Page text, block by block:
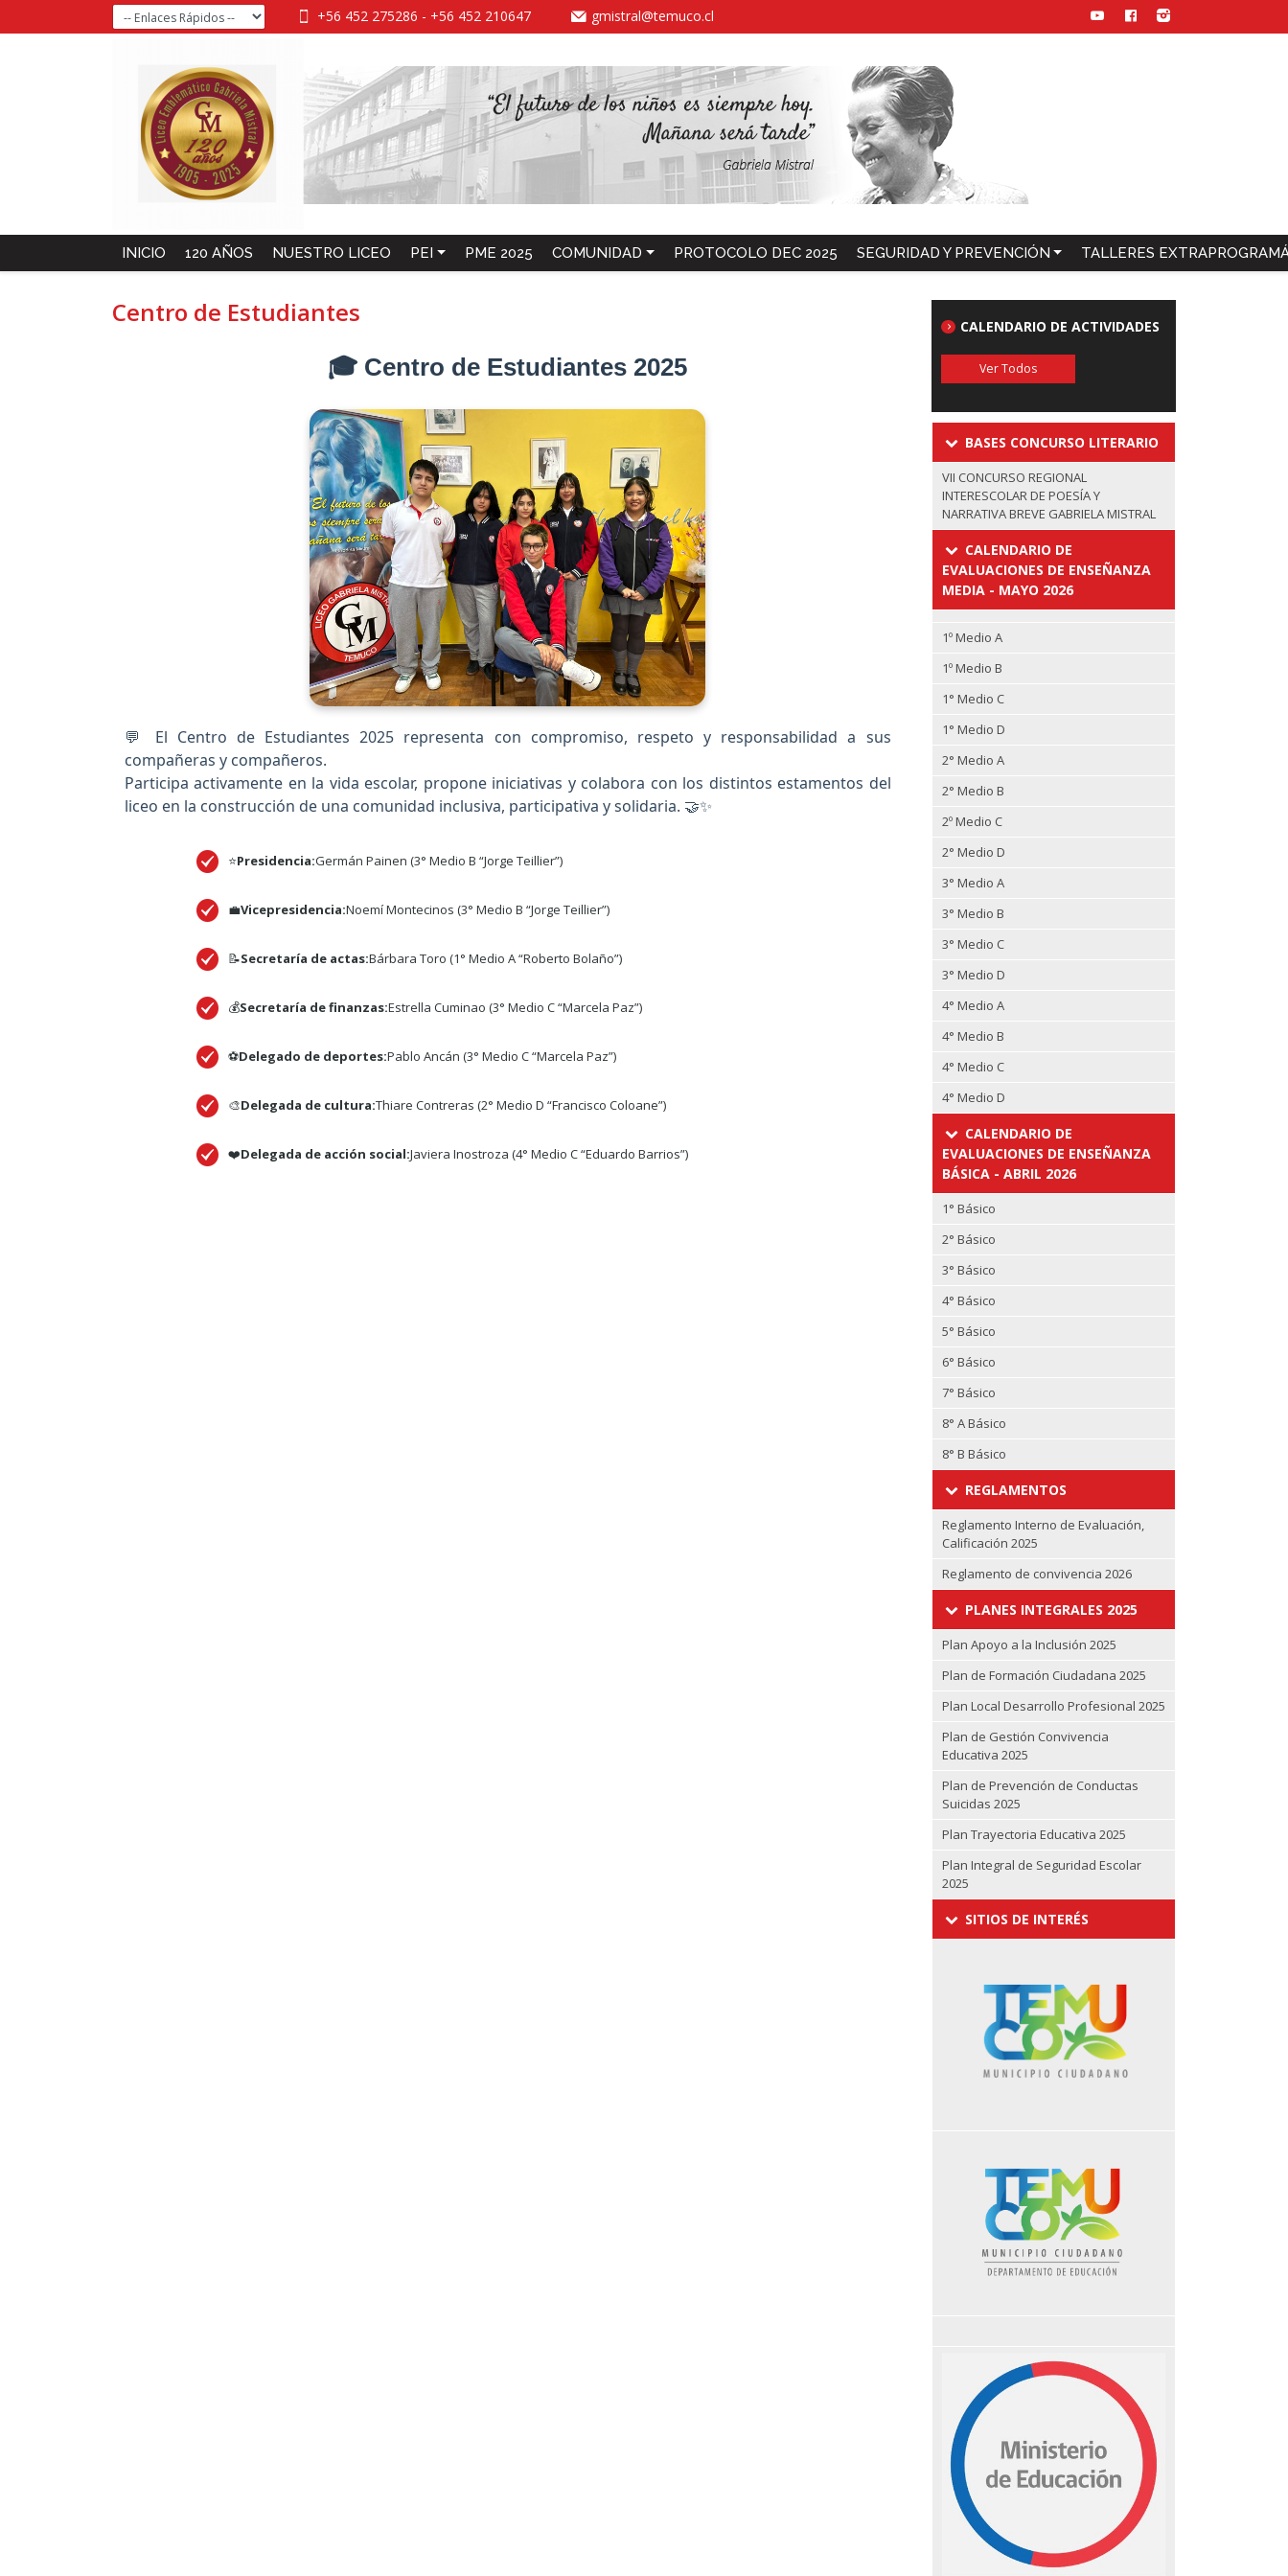
+56 452 275286 - +56 452 210647 gmistral@temuco.cl
INICIO 120 AÑOS NUESTRO LICEO PEI PME 2025 COMUNIDAD PROTOCOLO DEC 2025 SEGURIDAD Y PREVENCIÓN TALLERES
Centro de Estudiantes
🎓 Centro de Estudiantes 2025
💬 El Centro de Estudiantes 2025 representa con compromiso, respeto y responsabilidad a sus
compañeras y compañeros.
Participa activamente en la vida escolar, propone iniciativas y colabora con los distintos estamentos del
liceo en la construcción de una comunidad inclusiva, participativa y solidaria. 🤝✨
⭐Presidencia:Germán Painen (3° Medio B “Jorge Teillier”)
💼Vicepresidencia:Noemí Montecinos (3° Medio B “Jorge Teillier”)
📝Secretaría de actas:Bárbara Toro (1° Medio A “Roberto Bolaño”)
💰Secretaría de finanzas:Estrella Cuminao (3° Medio C “Marcela Paz”)
⚽Delegado de deportes:Pablo Ancán (3° Medio C “Marcela Paz”)
🎨Delegada de cultura:Thiare Contreras (2° Medio D “Francisco Coloane”)
❤️Delegada de acción social:Javiera Inostroza (4° Medio C “Eduardo Barrios”)
CALENDARIO DE ACTIVIDADES
Ver Todos
BASES CONCURSO LITERARIO
VII CONCURSO REGIONAL
INTERESCOLAR DE POESÍA Y
NARRATIVA BREVE GABRIELA MISTRAL
CALENDARIO DE
EVALUACIONES DE ENSEÑANZA
MEDIA - MAYO 2026
1º Medio A
1º Medio B
1° Medio C
1° Medio D
2° Medio A
2° Medio B
2º Medio C
2° Medio D
3° Medio A
3° Medio B
3° Medio C
3° Medio D
4° Medio A
4° Medio B
4° Medio C
4° Medio D
CALENDARIO DE
EVALUACIONES DE ENSEÑANZA
BÁSICA - ABRIL 2026
1° Básico
2° Básico
3° Básico
4° Básico
5° Básico
6° Básico
7° Básico
8° A Básico
8° B Básico
REGLAMENTOS
Reglamento Interno de Evaluación,
Calificación 2025
Reglamento de convivencia 2026
PLANES INTEGRALES 2025
Plan Apoyo a la Inclusión 2025
Plan de Formación Ciudadana 2025
Plan Local Desarrollo Profesional 2025
Plan de Gestión Convivencia
Educativa 2025
Plan de Prevención de Conductas
Suicidas 2025
Plan Trayectoria Educativa 2025
Plan Integral de Seguridad Escolar
2025
SITIOS DE INTERÉS